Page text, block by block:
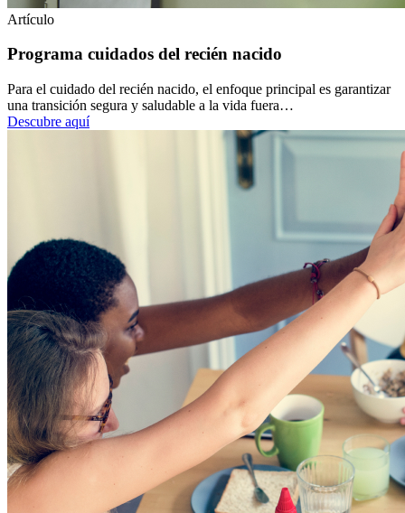
Artículo
Programa cuidados del recién nacido
Para el cuidado del recién nacido, el enfoque principal es garantizar
una transición segura y saludable a la vida fuera…
Descubre aquí